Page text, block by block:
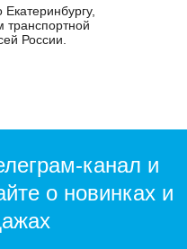
транспортной
России.
канал и
о новинках и